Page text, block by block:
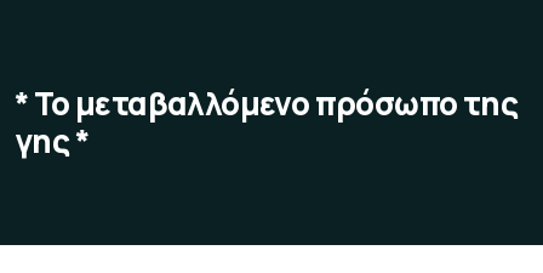
* Το μεταβαλλόμενο πρόσωπο της
γης *